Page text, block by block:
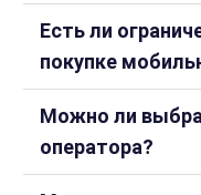
Есть ли
покупке
Можно ли
оператора?